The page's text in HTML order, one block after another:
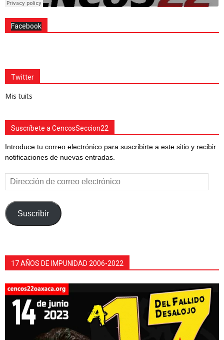
Facebook
Twitter
Mis tuits
Suscríbete a CencosSeccion22
Introduce tu correo electrónico para suscribirte a este sitio y recibir
notificaciones de nuevas entradas.
Dirección
de
electrónico
Suscribir
17 AÑOS DE IMPUNIDAD 2006-2022